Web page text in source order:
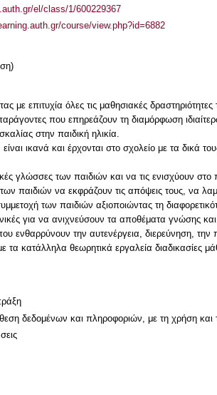
el/class/1/600229367
course/view.php?id=6882
με επιτυχία όλες τις μαθησιακές
που επηρεάζουν τη διαμόρφωση
στην παιδική ηλικία.
ικανά και έρχονται στο σχολείο με τα δικά
γλώσσες των παιδιών και να τις ενισχύουν στο
παιδιών να εκφράζουν τις απόψεις τους, να
των παιδιών αξιοποιώντας τη
για να ανιχνεύσουν τα αποθέματα γνώσης
ενθαρρύνουν την αυτενέργεια, διερεύνηση,
κατάλληλα θεωρητικά εργαλεία διαδικασίες
δεδομένων και πληροφοριών, με τη χρήση και